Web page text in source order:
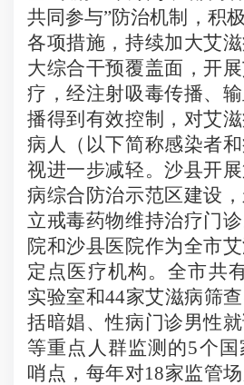
共同参与”防治机制，积
各项措施，持续加大艾
大综合干预覆盖面，开
疗，经注射吸毒传播、
播得到有效控制，对艾
病人（以下简称感染者
视进一步减轻。沙县开
病综合防治示范区建设
立戒毒药物维持治疗门
院和沙县医院作为全市
定点医疗机构。全市共
实验室和44家艾滋病筛
括暗娼、性病门诊男性
等重点人群监测的5个国
哨点，每年对18家监管